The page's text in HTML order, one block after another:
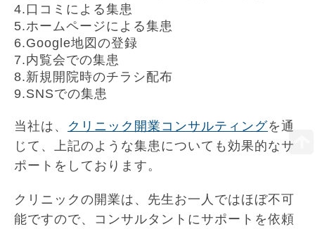
4.口コミによる集患
5.ホームページによる集患
6.Google地図の登録
7.内覧会での集患
8.新規開院時のチラシ配布
9.SNSでの集患
当社は、 クリニック開業コンサルティングを通
じて、上記のような集患についても効果的なサ
ポートをしております。
クリニックの開業は、先生お一人ではほぼ不可
能ですので、コンサルタントにサポートを依頼